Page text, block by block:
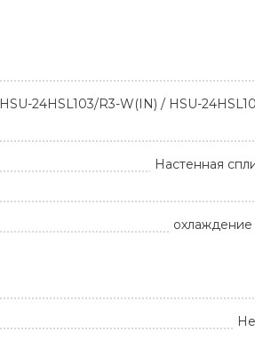
HSU-24HSL103/R3-W(IN) / HSU-
Настенная